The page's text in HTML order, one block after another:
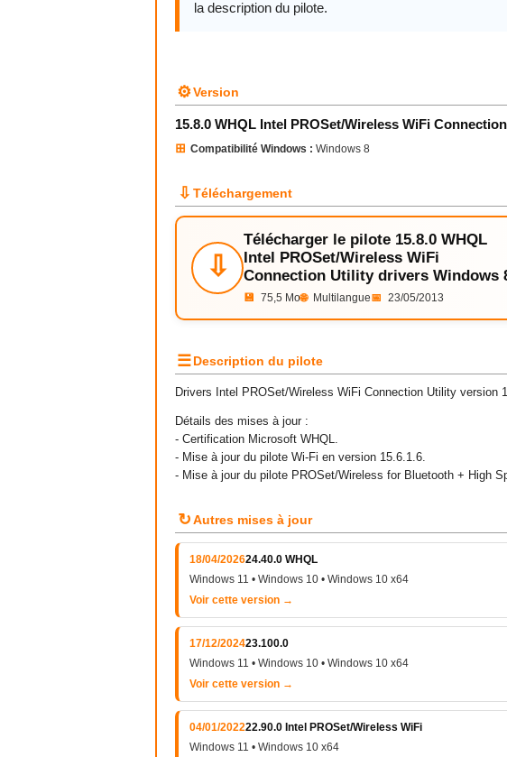
la description du pilote.
⚙Version
15.8.0 WHQL Intel PROSet/Wireless WiFi
⊞ Compatibilité Windows : Windows 8
⇩ Téléchargement
⇩
Télécharger le pilote 15.8.0 WHQL
Intel PROSet/Wireless WiFi
Connection Utility drivers Windows
💾 75,5 Mo🌐 Multilangue📅 23/05/2013
☰Description du pilote
Drivers Intel PROSet/Wireless WiFi Connection Utility version
Détails des mises à jour :
- Certification Microsoft WHQL.
- Mise à jour du pilote Wi-Fi en version 15.6.1.6.
- Mise à jour du pilote PROSet/Wireless for Bluetooth + High
↻Autres mises à jour
18/04/202624.40.0 WHQL
Windows 11 • Windows 10 • Windows 10 x64
Voir cette version →
17/12/202423.100.0
Windows 11 • Windows 10 • Windows 10 x64
Voir cette version →
04/01/202222.90.0 Intel PROSet/Wireless WiFi
Windows 11 • Windows 10 x64